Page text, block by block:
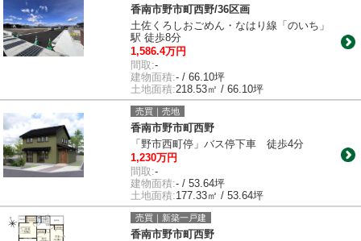
香南市野市町西野/36区画
土佐くろしおごめん・なはり線「のいち」
駅 徒歩8分
1,586.4万円
間取:-
建物面積:- / 66.10坪
土地面積:218.53㎡ / 66.10坪
売買｜売地
香南市野市町西野
「野市西町停」バス停下車 徒歩4分
1,230万円
間取:-
建物面積:- / 53.64坪
土地面積:177.33㎡ / 53.64坪
売買｜新築一戸建
香南市野市町西野